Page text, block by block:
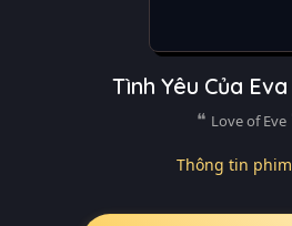
Tình Yêu Của Eva
Love of Eve
Thông tin phim